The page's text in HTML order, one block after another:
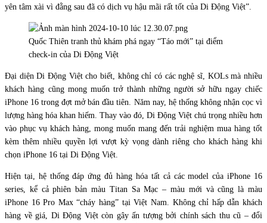
yên tâm xài vì đằng sau đã có dịch vụ hậu mãi rất tốt của Di Động Việt”.
Quốc Thiên tranh thủ khám phá ngay “Táo mới” tại điểm
check-in của Di Động Việt
Đại diện Di Động Việt cho biết, không chỉ có các nghệ sĩ, KOLs mà nhiều
khách hàng cũng mong muốn trở thành những người sở hữu ngay chiếc
iPhone 16 trong đợt mở bán đầu tiên. Năm nay, hệ thống không nhận cọc vì
lượng hàng hóa khan hiếm. Thay vào đó, Di Động Việt chú trọng nhiều hơn
vào phục vụ khách hàng, mong muốn mang đến trải nghiệm mua hàng tốt
kèm thêm nhiều quyền lợi vượt kỳ vọng dành riêng cho khách hàng khi
chọn iPhone 16 tại Di Động Việt.
Hiện tại, hệ thống đáp ứng đủ hàng hóa tất cả các model của iPhone 16
series, kể cả phiên bản màu Titan Sa Mạc – màu mới và cũng là màu
iPhone 16 Pro Max “cháy hàng” tại Việt Nam. Không chỉ hấp dẫn khách
hàng về giá, Di Động Việt còn gây ấn tượng bởi chính sách thu cũ – đổi